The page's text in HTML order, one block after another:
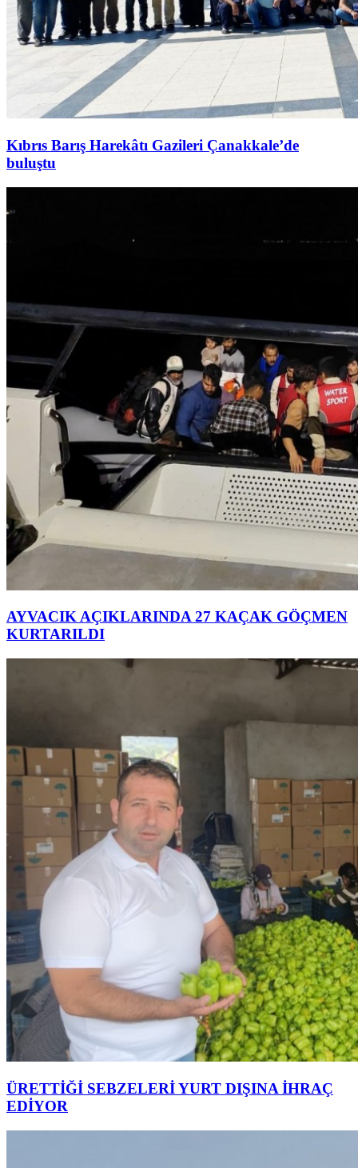
Kıbrıs Barış Harekâtı Gazileri Çanakkale’de
buluştu
AYVACIK AÇIKLARINDA 27 KAÇAK GÖÇMEN
KURTARILDI
ÜRETTİĞİ SEBZELERİ YURT DIŞINA İHRAÇ
EDİYOR